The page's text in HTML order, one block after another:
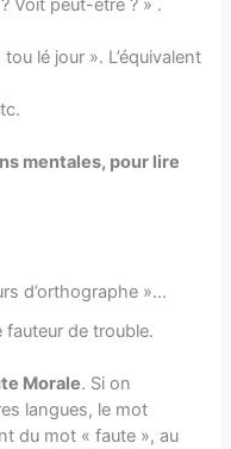
Voit peut-être ? » .
lé jour ». L’équivalent
mentales, pour lire
d’orthographe »…
fauteur de trouble.
Morale. Si on
langues, le mot
du mot « faute », au